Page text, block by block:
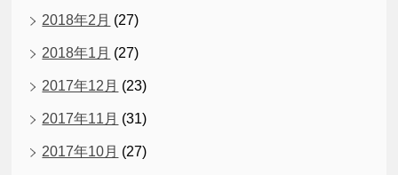
2018年2月 (27)
2018年1月 (27)
2017年12月 (23)
2017年11月 (31)
2017年10月 (27)